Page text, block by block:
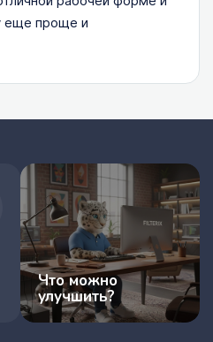
еще проще и
Что можно
улучшить?